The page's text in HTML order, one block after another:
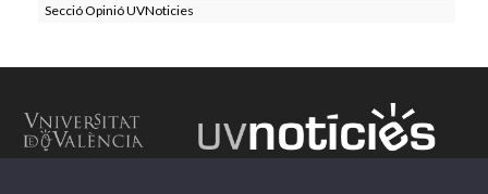
Secció Opinió UVNoticies